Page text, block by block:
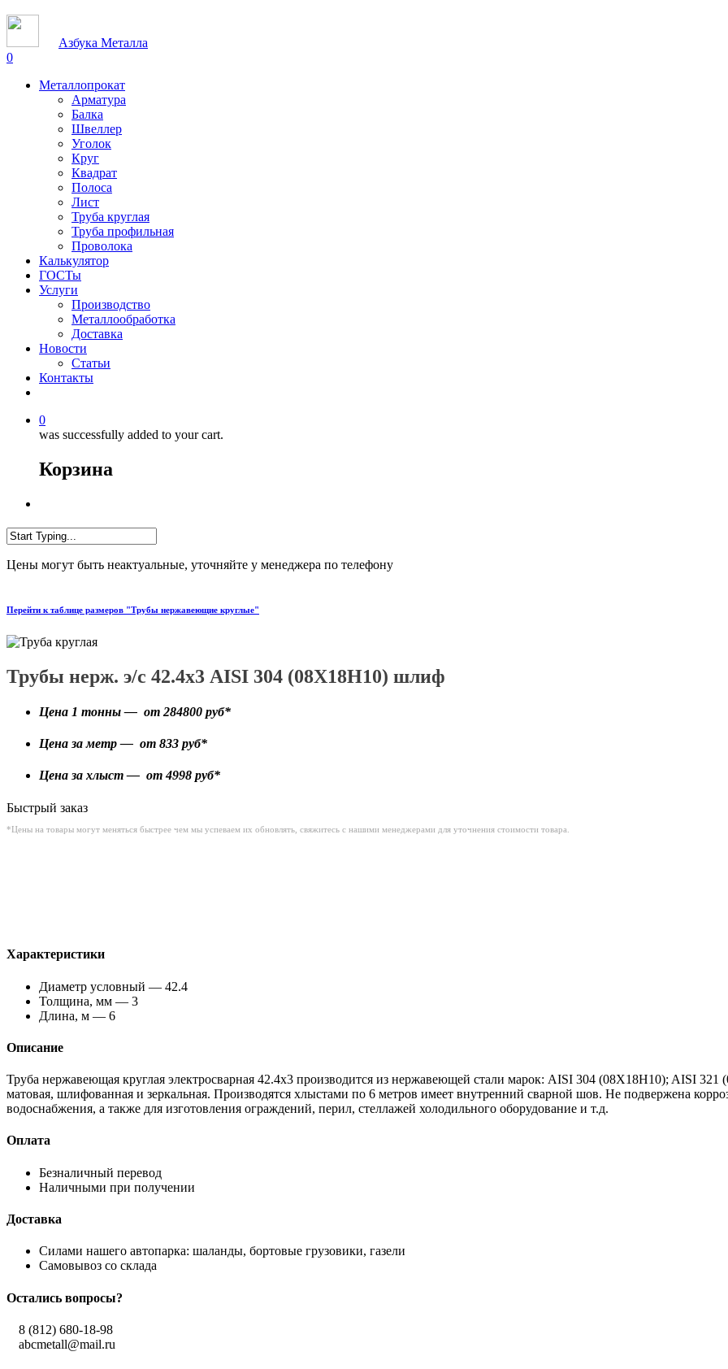
Азбука Металла
0
Металлопрокат
Арматура
Балка
Швеллер
Уголок
Круг
Квадрат
Полоса
Лист
Труба круглая
Труба профильная
Проволока
Калькулятор
ГОСТы
Услуги
Производство
Металлообработка
Доставка
Новости
Статьи
Контакты
0
was successfully added to your cart.
Корзина
Цены могут быть неактуальные, уточняйте у менеджера по телефону
Перейти к таблице размеров "Трубы нержавеющие круглые"
Трубы нерж. э/с 42.4х3 AISI 304 (08X18H10) шлиф
Цена 1 тонны — от 284800 руб*
Цена за метр — от 833 руб*
Цена за хлыст — от4998 руб*
Быстрый заказ
*Цены на товары могут меняться быстрее чем мы успеваем их обновлять, свяжитесь с нашими менеджерами для уточнения стоимости товара.
Характеристики
Диаметр условный — 42.4
Толщина, мм — 3
Длина, м — 6
Описание
Труба нержавеющая круглая электросварная 42.4х3 производится из нержавеющей стали марок: AISI 304 (08Х18Н10); AISI
матовая, шлифованная и зеркальная. Производятся хлыстами по 6 метров имеет внутренний сварной шов. Не подвержена
водоснабжения, а также для изготовления ограждений, перил, стеллажей холодильного оборудование и т.д.
Оплата
Безналичный перевод
Наличными при получении
Доставка
Силами нашего автопарка: шаланды, бортовые грузовики, газели
Самовывоз со склада
Остались вопросы?
8 (812) 680-18-98
abcmetall@mail.ru